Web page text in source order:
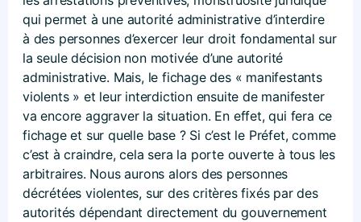
qui permet à une autorité administrative d’interdire
à des personnes d’exercer leur droit fondamental sur
la seule décision non motivée d’une autorité
administrative. Mais, le fichage des « manifestants
violents » et leur interdiction ensuite de manifester
va encore aggraver la situation. En effet, qui fera ce
fichage et sur quelle base ? Si c’est le Préfet, comme
c’est à craindre, cela sera la porte ouverte à tous les
arbitraires. Nous aurons alors des personnes
décrétées violentes, sur des critères fixés par des
autorités dépendant directement du gouvernement